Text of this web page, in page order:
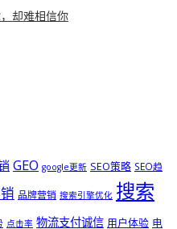
却难相信你
GEO google更新 SEO策略 SEO趋
品牌营销 搜索引擎优化 搜索
点击率 物流支付诚信 用户体验 电